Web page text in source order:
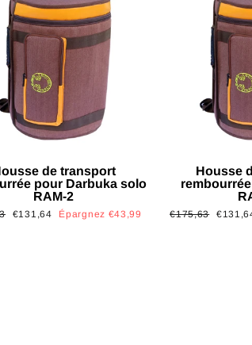
de transport
pour Darbuka solo
RAM-2
Prix
€131,64 Épargnez €43,99
Housse
Prix
€175,63
Prix